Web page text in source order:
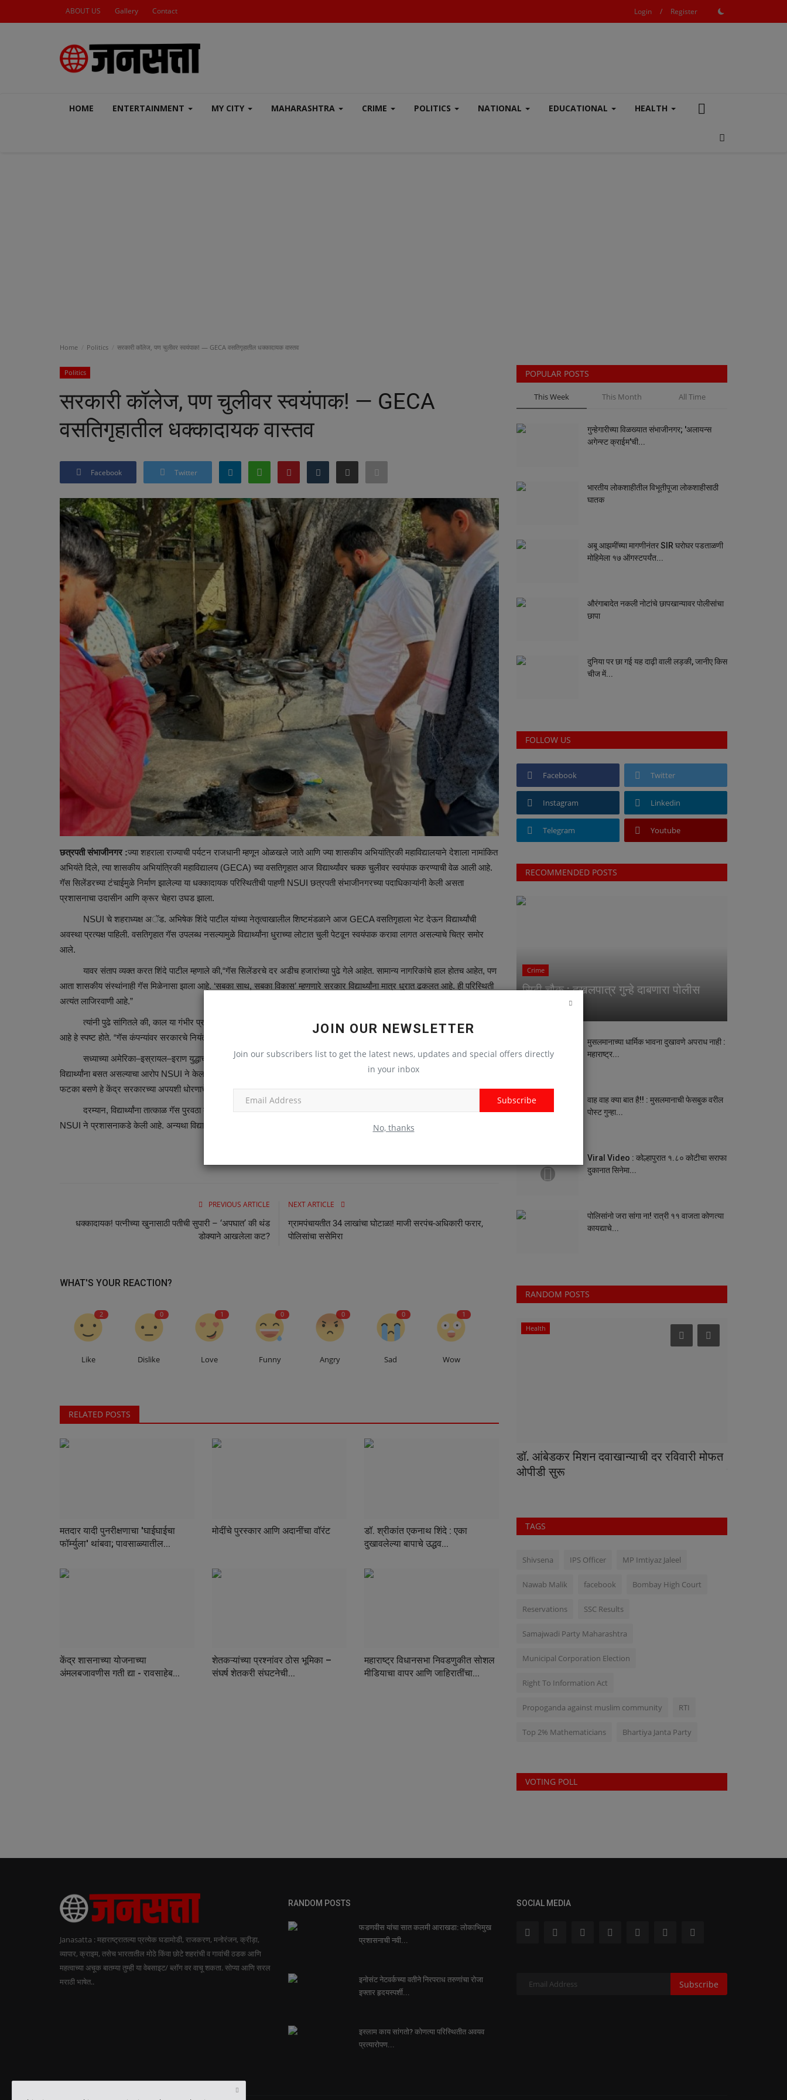
ABOUT US Gallery Contact Login / Register
HOME ENTERTAINMENT MY CITY MAHARASHTRA CRIME POLITICS NATIONAL EDUCATIONAL HEALTH
JOIN OUR NEWSLETTER
Join our subscribers list to get the latest news, updates and special offers directly
in your inbox
Subscribe
No, thanks
Home Politics सरकारी कॉलेज, पण चुलीवर स्वयंपाक! — GECA वसतिगृहातील धक्कादायक वास्तव
Politics
सरकारी कॉलेज, पण चुलीवर स्वयंपाक! — GECA
वसतिगृहातील धक्कादायक वास्तव
Facebook Twitter
छत्रपती संभाजीनगर :ज्या शहराला राज्याची पर्यटन राजधानी म्हणून ओळखले जाते आणि ज्या शासकीय अभियांत्रिकी महाविद्यालयाने देशाला नामांकित
अभियंते दिले, त्या शासकीय अभियांत्रिकी महाविद्यालय (GECA) च्या वसतिगृहात आज विद्यार्थ्यांवर चक्क चुलीवर स्वयंपाक करण्याची वेळ आली आहे.
गॅस सिलेंडरच्या टंचाईमुळे निर्माण झालेल्या या धक्कादायक परिस्थितीची पाहणी NSUI छत्रपती संभाजीनगरच्या पदाधिकाऱ्यांनी केली असता
प्रशासनाचा उदासीन आणि क्रूर चेहरा उघड झाला.
NSUI चे शहराध्यक्ष अॅड. अभिषेक शिंदे पाटील यांच्या नेतृत्वाखालील शिष्टमंडळाने आज GECA वसतिगृहाला भेट देऊन विद्यार्थ्यांची
अवस्था प्रत्यक्ष पाहिली. वसतिगृहात गॅस उपलब्ध नसल्यामुळे विद्यार्थ्यांना धुराच्या लोटात चुली पेटवून स्वयंपाक करावा लागत असल्याचे चित्र समोर
आले.
यावर संताप व्यक्त करत शिंदे पाटील म्हणाले की,“गॅस सिलेंडरचे दर अडीच हजारांच्या पुढे गेले आहेत. सामान्य नागरिकांचे हाल होतच आहेत, पण
आता शासकीय संस्थांनाही गॅस मिळेनासा झाला आहे. ‘सबका साथ, सबका विकास’ म्हणणारे सरकार विद्यार्थ्यांना मात्र धुरात ढकलत आहे. ही परिस्थिती
अत्यंत लाजिरवाणी आहे.”
त्यांनी पुढे सांगितले की, काल या गंभीर प्रश्नावर जिल्हाधिकाऱ्यांना स्वतः आदेश द्यावे लागले, यावरूनच प्रशासनाची यंत्रणा किती कोलमडली
आहे हे स्पष्ट होते. “गॅस कंपन्यांवर सरकारचे नियंत्रण उरले नाही का?” असा सवालही त्यांनी उपस्थित केला.
सध्याच्या अमेरिका–इस्रायल–इराण युद्धाच्या पार्श्वभूमीवर केंद्र सरकारने घेतलेल्या कमर्शियल गॅस सिलेंडर संदर्भातील धोरणाचा थेट फटका
विद्यार्थ्यांना बसत असल्याचा आरोप NSUI ने केला आहे. शिक्षणासाठी घरापासून दूर राहणाऱ्या विद्यार्थ्यांना अशा प्रकारे इंधनटंचाईचा आणि महागाईचा
फटका बसणे हे केंद्र सरकारच्या अपयशी धोरणाचे उदाहरण असल्याची टीकाही करण्यात आली.
दरम्यान, विद्यार्थ्यांना तात्काळ गॅस पुरवठा करावा आणि महाविद्यालयाच्या वसतिगृहातील ही गंभीर परिस्थिती तातडीने दूर करावी, अशी मागणी
NSUI ने प्रशासनाकडे केली आहे. अन्यथा विद्यार्थ्यांच्या प्रश्नासाठी तीव्र आंदोलन उभारले जाईल, असा इशाराही देण्यात आला आहे.
PREVIOUS ARTICLE
धक्कादायक! पत्नीच्या खुनासाठी पतीची सुपारी – ‘अपघात’ की थंड
डोक्याने आखलेला कट?
NEXT ARTICLE
ग्रामपंचायतीत 34 लाखांचा घोटाळा! माजी सरपंच-अधिकारी फरार,
पोलिसांचा ससेमिरा
WHAT'S YOUR REACTION?
2
Like
0
Dislike
1
Love
0
Funny
0
Angry
0
Sad
1
Wow
RELATED POSTS
मतदार यादी पुनरीक्षणाचा 'घाईघाईचा
फॉर्म्युला' थांबवा; पावसाळ्यातील...
मोदींचे पुरस्कार आणि अदानींचा वॉरंट
डॉ. श्रीकांत एकनाथ शिंदे : एका
दुखावलेल्या बापाचे उद्धव...
केंद्र शासनाच्या योजनाच्या
अंमलबजावणीस गती द्या - रावसाहेब...
शेतकऱ्यांच्या प्रश्नांवर ठोस भूमिका –
संघर्ष शेतकरी संघटनेची...
महाराष्ट्र विधानसभा निवडणुकीत सोशल
मीडियाचा वापर आणि जाहिरातींचा...
POPULAR POSTS
This Week This Month All Time
गुन्हेगारीच्या विळख्यात संभाजीनगर; 'अलायन्स
अगेन्स्ट क्राईम'ची...
भारतीय लोकशाहीतील विभूतीपूजा लोकशाहीसाठी
घातक
अबू आझमींच्या मागणीनंतर SIR घरोघर पडताळणी
मोहिमेला १७ ऑगस्टपर्यंत...
औरंगाबादेत नकली नोटांचे छापखान्यावर पोलीसांचा
छापा
दुनिया पर छा गई यह दाढ़ी वाली लड़की, जानीए किस
चीज में...
FOLLOW US
Facebook Twitter
Instagram Linkedin
Telegram Youtube
RECOMMENDED POSTS
Crime
सिटी चौक : दखलपात्र गुन्हे दाबणारा पोलीस
मुसलमानाच्या धार्मिक भावना दुखावणे अपराध नाही :
महाराष्ट्र...
वाह वाह क्या बात है!! : मुसलमानाची फेसबुक वरील
पोस्ट गुन्हा...
Viral Video : कोल्हापुरात १.८० कोटीचा सराफा
दुकानात सिनेमा...
पोलिसांनो जरा सांगा ना! रात्री ११ वाजता कोणत्या
कायद्याचे...
RANDOM POSTS
World News Health
डॉ. आंबेडकर मिशन दवाखान्याची दर रविवारी मोफत
ओपीडी सुरू
TAGS
Shivsena IPS Officer MP Imtiyaz Jaleel
Nawab Malik facebook Bombay High Court
Reservations SSC Results
Samajwadi Party Maharashtra
Municipal Corporation Election
Right To Information Act
Propoganda against muslim community RTI
Top 2% Mathematicians Bhartiya Janta Party
VOTING POLL
Janasatta : महाराष्ट्रातल्या प्रत्येक घडामोडी, राजकरण, मनोरंजन, क्रीड़ा,
व्यापार, क्राइम, तसेच भारतातील मोठे किंवा छोटे शहरांची व गावांची ठडक आणि
महत्वाच्या अचूक बातम्या तुम्ही या वेबसाइट/ ब्लॉग वर वाचू शकता. सोप्या आणि सरल
मराठी भाषेत..
RANDOM POSTS
फडणवीस यांचा सात कलमी आराखडा: लोकाभिमुख
प्रशासनाची नवी...
इनोसंट नेटवर्कच्या वतीने निरपराध तरुणांचा रोजा
इफ्तार हृदयस्पर्शी...
इस्लाम काय सांगतो? कोणत्या परिस्थितीत अवयव
प्रत्यारोपण...
SOCIAL MEDIA
Subscribe